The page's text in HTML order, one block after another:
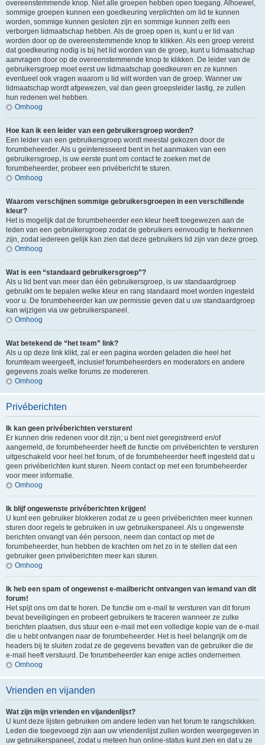
overeenstemmende knop. Niet alle groepen hebben open toegang. Alhoewel,
sommige groepen kunnen een goedkeuring verplichten om lid te kunnen
worden, sommige kunnen gesloten zijn en sommige kunnen zelfs een
verborgen lidmaatschap hebben. Als de groep open is, kunt u er lid van
worden door op de overeenstemmende knop te klikken. Als een groep vereist
dat goedkeuring nodig is bij het lid worden van de groep, kunt u lidmaatschap
aanvragen door op de overeenstemmende knop te klikken. De leider van de
gebruikersgroep moet eerst uw lidmaatschap goedkeuren en ze kunnen
eventueel ook vragen waarom u lid wilt worden van de groep. Wanner uw
lidmaatschap wordt afgewezen, val dan geen groepsleider lastig, ze zullen
hun redenen wel hebben.
Omhoog
Hoe kan ik een leider van een gebruikersgroep worden?
Een leider van een gebruikersgroep wordt meestal gekozen door de
forumbeheerder. Als u geïnteresseerd bent in het aanmaken van een
gebruikersgroep, is uw eerste punt om contact te zoeken met de
forumbeheerder, probeer een privébericht te sturen.
Omhoog
Waarom verschijnen sommige gebruikersgroepen in een verschillende
kleur?
Het is mogelijk dat de forumbeheerder een kleur heeft toegewezen aan de
leden van een gebruikersgroep zodat de gebruikers eenvoudig te herkennen
zijn, zodat iedereen gelijk kan zien dat deze gebruikers lid zijn van deze groep.
Omhoog
Wat is een “standaard gebruikersgroep”?
Als u lid bent van meer dan één gebruikersgroep, is uw standaardgroep
gebruikt om te bepalen welke kleur en rang standaard moet worden ingesteld
voor u. De forumbeheerder kan uw permissie geven dat u uw standaardgroep
kan wijzigen via uw gebruikerspaneel.
Omhoog
Wat betekend de “het team” link?
Als u op deze link klikt, zal er een pagina worden geladen die heel het
forumteam weergeeft, inclusief forumbeheerders en moderators en andere
gegevens zoals welke forums ze modereren.
Omhoog
Privéberichten
Ik kan geen privéberichten versturen!
Er kunnen drie redenen voor dit zijn; u bent niet geregistreerd en/of
aangemeld, de forumbeheerder heeft de functie om privéberichten te versturen
uitgeschakeld voor heel het forum, of de forumbeheerder heeft ingesteld dat u
geen privéberichten kunt sturen. Neem contact op met een forumbeheerder
voor meer informatie.
Omhoog
Ik blijf ongewenste privéberichten krijgen!
U kunt een gebruiker blokkeren zodat ze u geen privéberichten meer kunnen
sturen door regels te gebruiken in uw gebruikerspaneel. Als u ongewenste
berichten onvangt van één persoon, neem dan contact op met de
forumbeheerder, hun hebben de krachten om het zo in te stellen dat een
gebruiker geen privéberichten meer kan sturen.
Omhoog
Ik heb een spam of ongewenst e-mailbericht ontvangen van iemand van dit
forum!
Het spijt ons om dat te horen. De functie om e-mail te versturen van dit forum
bevat beveiligingen en probeert gebruikers te traceren wanneer ze zulke
berichten plaatsen, dus stuur een e-mail met een volledige kopie van de e-mail
die u hebt ontvangen naar de forumbeheerder. Het is heel belangrijk om de
headers bij te sluiten zodat ze de gegevens bevatten van de gebruiker die de
e-mail heeft verstuurd. De forumbeheerder kan enige acties ondernemen.
Omhoog
Vrienden en vijanden
Wat zijn mijn vrienden en vijandenlijst?
U kunt deze lijsten gebruiken om andere leden van het forum te rangschikken.
Leden die toegevoegd zijn aan uw vriendenlijst zullen worden weergegeven in
uw gebruikerspaneel, zodat u meteen hun online-status kunt zien en dat u ze